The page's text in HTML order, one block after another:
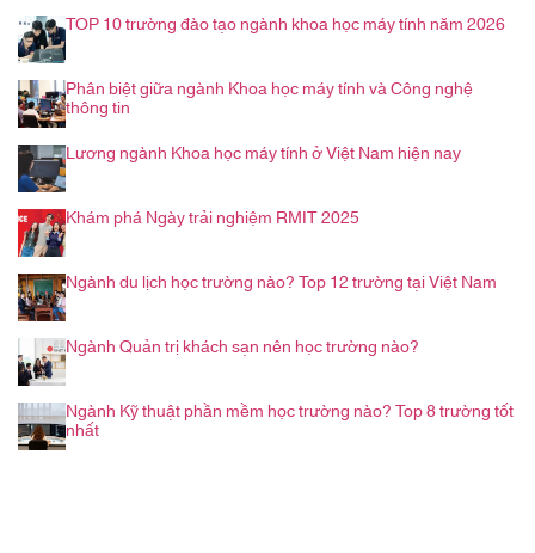
TOP 10 trường đào tạo ngành khoa học máy tính năm 2026
Phân biệt giữa ngành Khoa học máy tính và Công nghệ
thông tin
Lương ngành Khoa học máy tính ở Việt Nam hiện nay
Khám phá Ngày trải nghiệm RMIT 2025
Ngành du lịch học trường nào? Top 12 trường tại Việt Nam
Ngành Quản trị khách sạn nên học trường nào?
Ngành Kỹ thuật phần mềm học trường nào? Top 8 trường tốt
nhất